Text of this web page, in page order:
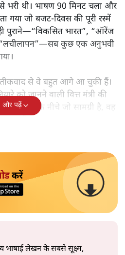
से भरी थी। भाषण 90 मिनट चला और
गया जो बजट‑दिवस की पूरी रस्में
पुराने—“विकसित भारत”, “ऑरेंज
“लचीलापन”—सब कुछ एक अनुभवी
से वे बहुत आगे आ चुकी हैं।
को जानने वाली वित्त मंत्री की
के नीचे जो सामग्री है, वह
भरी।
और पढ़ें
करें
भाषाई लेखन के सबसे सूक्ष्म,